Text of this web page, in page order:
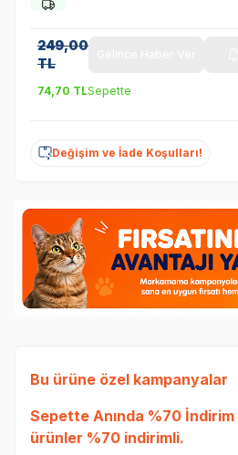
249,00
TL
74,70 TLSepette
Değişim ve İade Koşulları!
Bu ürüne özel kampanyalar
Sepette Anında %70 İndirim
ürünler %70 indirimli.